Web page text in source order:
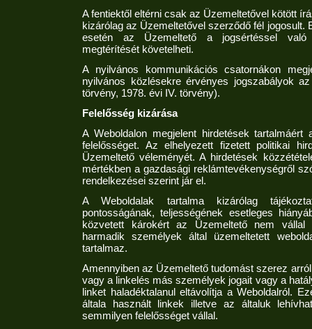
A fentiektől eltérni csak az Üzemeltetővel kötött
kizárólag az Üzemeltetővel szerződő fél jogosult.
esetén az Üzemeltető a jogsértéssel
megtérítését követelheti.
A nyilvános kommunikációs csatornákon
nyilvános közlésekre érvényes jogszabályok
törvény, 1978. évi IV. törvény).
Felelősség kizárása
A Weboldalon megjelent hirdetések
felelősséget. Az elhelyezett fizetett politikai
Üzemeltető véleményét. A hirdetések
mértékben a gazdasági reklámtevékenységről
rendelkezései szerint jár el.
A Weboldalak tartalma kizárólag
pontosságának, teljességének esetleges
közvetett károkért az Üzemeltető nem vállal
harmadik személyek által üzemeltetett
tartalmaz.
Amennyiben az Üzemeltető tudomást szerez
vagy a linkelés más személyek jogait vagy a
linket haladéktalanul eltávolítja a Weboldalról.
általa használt linkek illetve az általuk
semmilyen felelősséget vállal.